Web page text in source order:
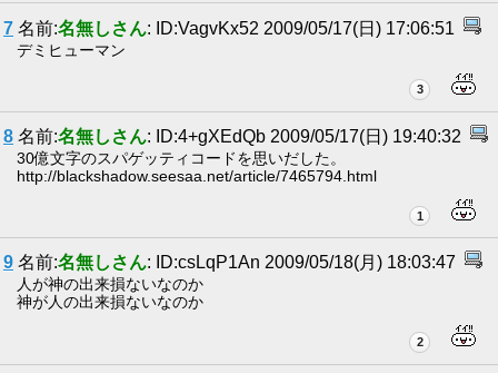
7 名前:名無しさん: ID:VagvKx52 2009/05/17(日) 17:06:51
デミヒューマン
3
8 名前:名無しさん: ID:4+gXEdQb 2009/05/17(日) 19:40:32
30億文字のスパゲッティコードを思いだした。
http://blackshadow.seesaa.net/article/7465794.html
1
9 名前:名無しさん: ID:csLqP1An 2009/05/18(月) 18:03:47
人が神の出来損ないなのか
神が人の出来損ないなのか
2